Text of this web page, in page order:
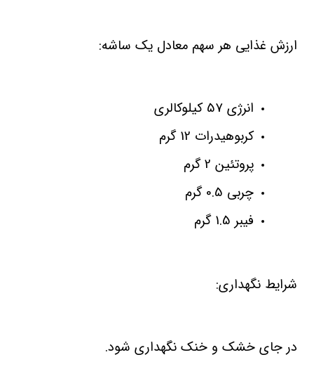
ارزش غذایی هر سهم معادل یک ساشه:
انرژی 57 کیلوکالری
کربوهیدرات 12 گرم
پروتئین 2 گرم
چربی 0.5 گرم
فیبر 1.5 گرم
شرایط نگهداری:
در جای خشک و خنک نگهداری شود.